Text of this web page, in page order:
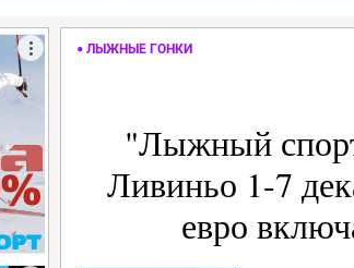
ЛЫЖНЫЕ ГОНКИ
"Лыжный
Ливиньо 1-7
евро